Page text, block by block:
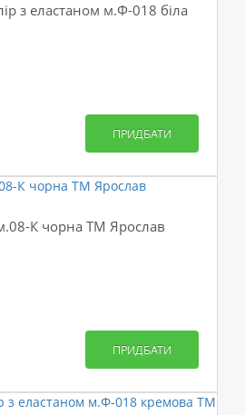
з еластаном м.Ф-018 біла
ПРИДБАТИ
К чорна ТМ Ярослав
ПРИДБАТИ